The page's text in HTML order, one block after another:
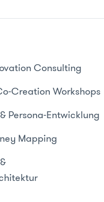
Consulting
Creation Workshops
Persona-Entwicklung
Mapping
&